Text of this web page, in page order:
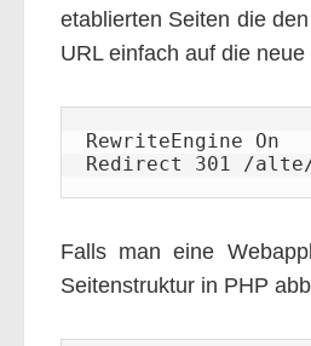
etablierten Seiten die
URL einfach auf die
RewriteEngine On
Redirect 301 /
Falls man eine
Seitenstruktur in PHP